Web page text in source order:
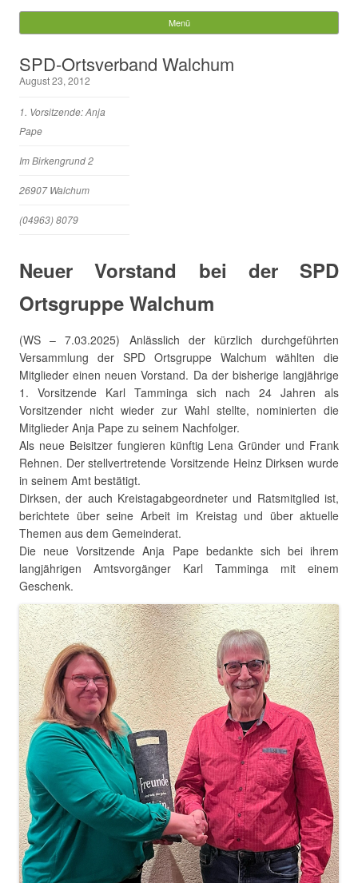
Gemeinde Walchum
nach:
Menü
SPD-Ortsverband Walchum
August 23, 2012
1. Vorsitzende: Anja
Pape
Im Birkengrund 2
26907 Walchum
(04963) 8079
Neuer Vorstand bei der SPD
Ortsgruppe Walchum
(WS – 7.03.2025) Anlässlich der kürzlich durchgeführten
Versammlung der SPD Ortsgruppe Walchum wählten die
Mitglieder einen neuen Vorstand. Da der bisherige langjährige
1. Vorsitzende Karl Tamminga sich nach 24 Jahren als
Vorsitzender nicht wieder zur Wahl stellte, nominierten die
Mitglieder Anja Pape zu seinem Nachfolger.
Als neue Beisitzer fungieren künftig Lena Gründer und Frank
Rehnen. Der stellvertretende Vorsitzende Heinz Dirksen wurde
in seinem Amt bestätigt.
Dirksen, der auch Kreistagabgeordneter und Ratsmitglied ist,
berichtete über seine Arbeit im Kreistag und über aktuelle
Themen aus dem Gemeinderat.
Die neue Vorsitzende Anja Pape bedankte sich bei ihrem
langjährigen Amtsvorgänger Karl Tamminga mit einem
Geschenk.